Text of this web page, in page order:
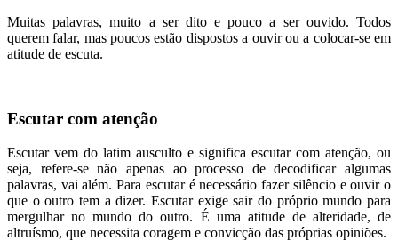
Muitas palavras, muito a ser dito e pouco a ser ouvido. Todos
querem falar, mas poucos estão dispostos a ouvir ou a colocar-se em
atitude de escuta.
Escutar com atenção
Escutar vem do latim ausculto e significa escutar com atenção, ou
seja, refere-se não apenas ao processo de decodificar algumas
palavras, vai além. Para escutar é necessário fazer silêncio e ouvir o
que o outro tem a dizer. Escutar exige sair do próprio mundo para
mergulhar no mundo do outro. É uma atitude de alteridade, de
altruísmo, que necessita coragem e convicção das próprias opiniões.